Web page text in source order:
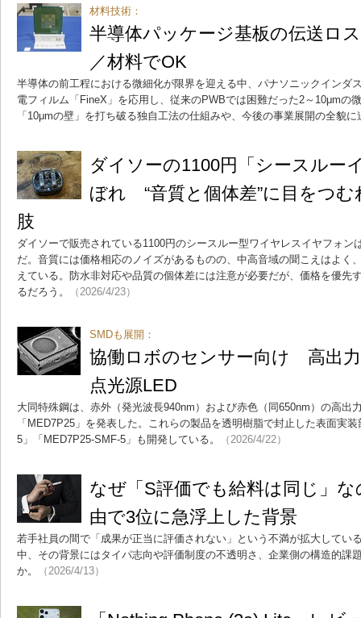
材料技術：
半導体パッケージ基板の伝送ロ
／材料でOK
半導体の前工程における微細化が限界を迎える中、パナソニックインダ
電フィルム「FineX」を応用し、従来のPWBでは困難だった2～10μmの
「10μmの壁」を打ち破る独自工法の仕組みや、今後の事業展開の全貌に
ダイソーの1100円「シースルー
ぼれ “音質と個体差”に目をつむ
肢
ダイソーで販売されている1100円のシースルー型ワイヤレスイヤフォン
だ。音質には価格相応のノイズがあるものの、中高音域の聞こえはよく
えている。防水非対応や品質の個体差には注意が必要だが、価格を優先
るだろう。
（2026/4/23）
SMDも展開：
協働ロボのセンサー向け 高出
点光源LED
大同特殊鋼は、赤外（発光波長940nm）および赤色（同650nm）の高出
「MED7P25」を発表した。これらの製品を透明樹脂で封止した表面実
5」「MED7P25-SMF-5」も開発している。
（2026/4/22）
なぜ「S評価でも給料は同じ」
由で3位に急浮上した背景
若手社員の間で「成果が正当に評価されない」という不満が拡大してい
中、その背景にはタイパ志向や評価制度の不透明さ、企業側の構造的課
か。
（2026/4/13）